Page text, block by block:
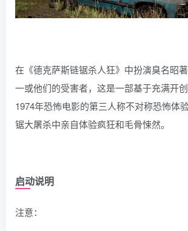
在《德克萨斯链锯杀人狂》中扮演臭名昭
一或他们的受害者，这是一部基于充满开
1974年恐怖电影的第三人称不对称恐怖体
锯大屠杀中亲自体验疯狂和毛骨悚然。
启动说明
注意：